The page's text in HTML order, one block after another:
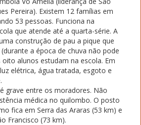
Pereira). Existem 12 famílias em
53 pessoas. Funciona na
que atende até a quarta-série. A
construção de pau a pique que
a época de chuva não pode
oito alunos estudam na escola. Em
elétrica, água tratada, esgoto e
grave entre os moradores. Não
médica no quilombo. O posto
fica em Serra das Araras (53 km) e
Francisco (73 km).